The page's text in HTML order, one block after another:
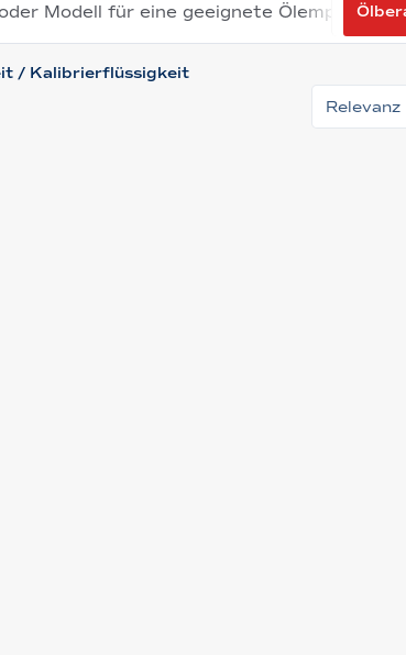
Modell für eine geeignete Ölempfehlung
/ Kalibrierflüssigkeit
Relevanz